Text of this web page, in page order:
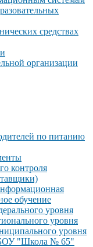
средствах
организации
по питанию
контроля
обучение
уровня
уровня
уровня
"Школа № 65"